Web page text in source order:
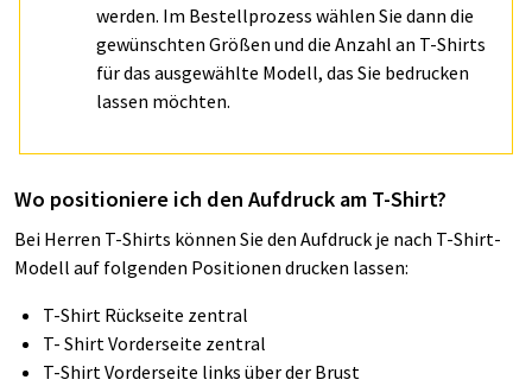
werden. Im Bestellprozess wählen Sie dann die
gewünschten Größen und die Anzahl an T-Shirts
für das ausgewählte Modell, das Sie bedrucken
lassen möchten.
Wo positioniere ich den Aufdruck am T-Shirt?
Bei Herren T-Shirts können Sie den Aufdruck je nach T-Shirt-
Modell auf folgenden Positionen drucken lassen:
T-Shirt Rückseite zentral
T- Shirt Vorderseite zentral
T-Shirt Vorderseite links über der Brust